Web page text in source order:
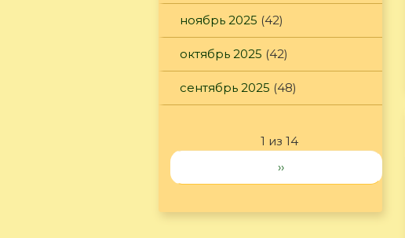
ноябрь 2025 (42)
октябрь 2025 (42)
сентябрь 2025 (48)
1 из 14
››